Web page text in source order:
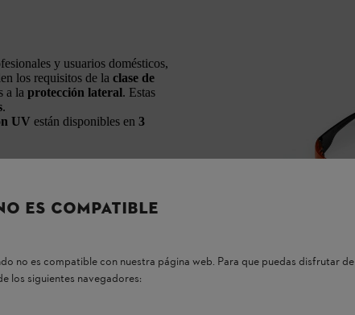
y usuarios domésticos,
los requisitos de la clase de
a la protección lateral. Estas
.
UV están disponibles en 3
de poca luz
en entornos verdes y ofrece
ES COMPATIBLE
no es compatible con nuestra página web. Para que puedas disfrutar de
los siguientes navegadores: